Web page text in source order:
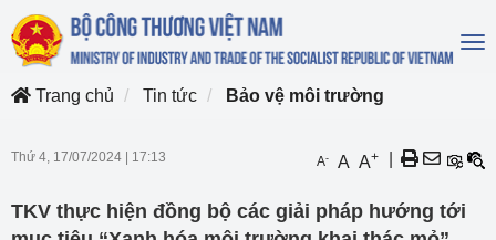
Trang chủ
Tin tức Bảo vệ môi trường
Thứ 4, 17/07/2024 17:13 A- A A+
TKV thực hiện đồng bộ các giải pháp hướng tới